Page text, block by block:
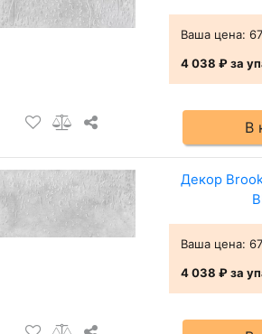
Ваша цена:
4 038 ₽за
В
Декор
Ваша цена:
4 038 ₽за